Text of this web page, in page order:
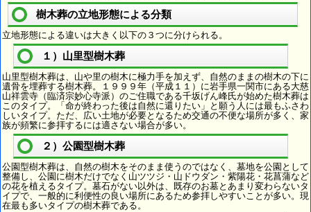
樹木葬の立地形態による分類
立地形態による違いは大きく以下の３つに分けられる。
１）山里型樹木葬
山里型樹木葬は、山や里の樹木に極力手を加えず、自然のままの樹木の下に
遺骨を埋葬する樹木葬。１９９９年（平成１１）に岩手県一関市にある大慈
山祥雲寺（臨済宗妙心寺派）のご住職である千坂げん峰氏が始めた樹木葬は
このタイプ。「命が終わった後は自然に還りたい」と願う人には最もふさわ
しいタイプ。ただ、広い土地が必要となるため交通の不便な場所が多く、家
族が頻繁に参拝するには適さない場合が多い。
２）公園型樹木葬
公園型樹木葬は、自然の樹木をそのまま使うのではなく、墓地を公園として
整備し、公園に樹木だけでなく山ツツジ・山ドウダン・紫陽花・花菖蒲など
の花を植えるタイプ。墓石がない以外は、既存のお墓とあまり変わらないタ
イプで、一般的に利便性の良い場所にあるため参拝しやすいことが多い。現
在最も多いタイプの樹木葬である。